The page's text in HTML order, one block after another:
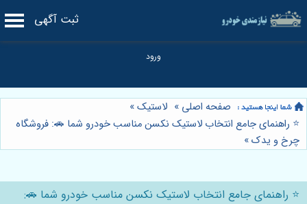
ثبت آگهی
صفحه اصلی » لاستیک»
⭐️ راهنمای جامع انتخاب لاستیک نکسن مناسب خودرو شما 🚗: فروشگاه
چرخ و یدک»
⭐️ راهنمای جامع انتخاب لاستیک نکسن مناسب خودرو شما 🚗: